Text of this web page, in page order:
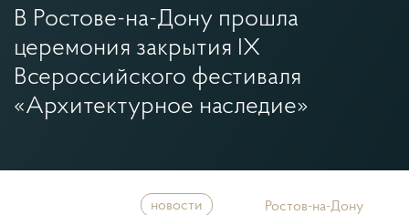
В Ростове-на-Дону прошла
церемония закрытия IX
Всероссийского фестиваля
«Архитектурное наследие»
новости
Ростов-на-Дону